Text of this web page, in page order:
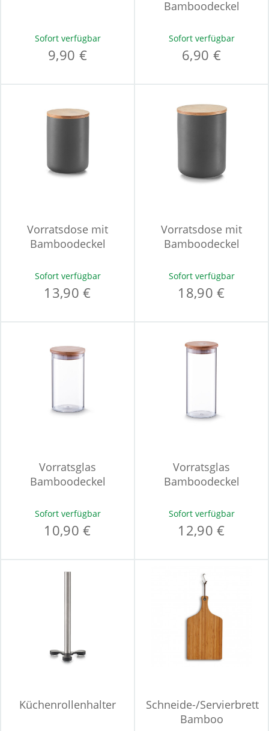
Sofort verfügbar
9,90 €
Bamboodeckel
Sofort verfügbar
6,90 €
Vorratsdose mit
Bamboodeckel
Sofort verfügbar
13,90 €
Vorratsdose mit
Bamboodeckel
Sofort verfügbar
18,90 €
Vorratsglas
Bamboodeckel
Sofort verfügbar
10,90 €
Vorratsglas
Bamboodeckel
Sofort verfügbar
12,90 €
Küchenrollenhalter
Schneide-/Servierbrett
Bamboo